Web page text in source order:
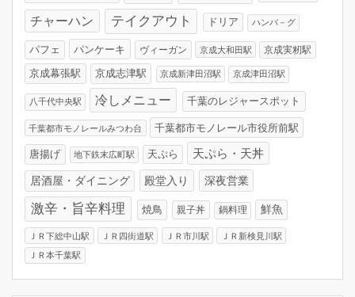
チャーハン テイクアウト ドリア ハンバ－グ
パフェ パンケーキ ヴィーガン 京成大和田駅 京成実籾駅
京成幕張駅 京成志津駅 京成新津田沼駅 京成津田沼駅
八千代中央駅 冷しメニュー 千葉のレジャースポット
千葉都市モノレールみつわ台 千葉都市モノレール市役所前駅
唐揚げ 地下鉄末広町駅 天ぷら 天ぷら・天丼
居酒屋・ダイニング 殿堂入り 深夜営業
激辛・旨辛料理 焼鳥 親子丼 鍋料理 鮮魚
ＪＲ下総中山駅 ＪＲ四街道駅 ＪＲ市川駅 ＪＲ新検見川駅
ＪＲ本千葉駅